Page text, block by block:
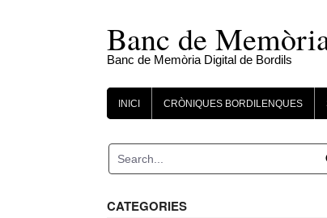
Banc de
Banc de Memòria Digital de Bordils
INICI CRÒNIQUES BORDILENQUES
CATEGORIES